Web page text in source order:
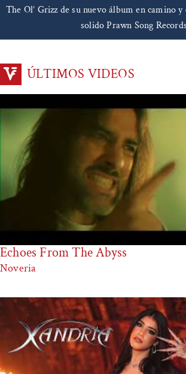
The Ol’ Grizz de su nuevo álbum en camino
solido Prawn Song Records
ÚLTIMOS VIDEOS
Echoes From The Abyss
Noveria